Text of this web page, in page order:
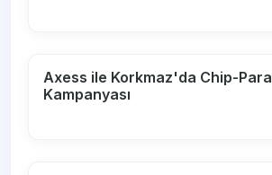
Axess ile Korkmaz'da Chip-Para
Kampanyası